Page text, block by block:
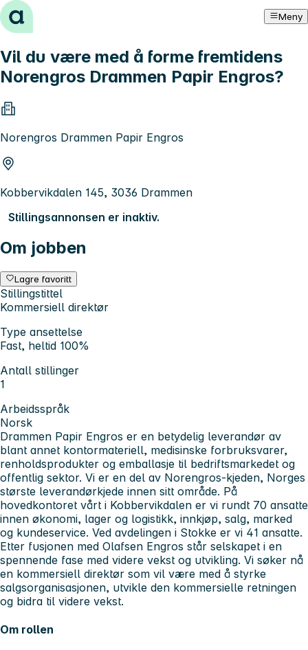
Hopp til innhold Meny
Vil du være med å forme fremtidens
Norengros Drammen Papir Engros?
Norengros Drammen Papir Engros
Kobbervikdalen 145, 3036 Drammen
Stillingsannonsen er inaktiv.
Om jobben
Lagre favoritt
Stillingstittel
Kommersiell direktør
Type ansettelse
Fast, heltid 100%
Antall stillinger
1
Arbeidsspråk
Norsk
Drammen Papir Engros er en betydelig leverandør av
blant annet kontormateriell, medisinske forbruksvarer,
renholdsprodukter og emballasje til bedriftsmarkedet og
offentlig sektor. Vi er en del av Norengros-kjeden, Norges
største leverandørkjede innen sitt område. På
hovedkontoret vårt i Kobbervikdalen er vi rundt 70 ansatte
innen økonomi, lager og logistikk, innkjøp, salg, marked
og kundeservice. Ved avdelingen i Stokke er vi 41 ansatte.
Etter fusjonen med Olafsen Engros står selskapet i en
spennende fase med videre vekst og utvikling. Vi søker nå
en kommersiell direktør som vil være med å styrke
salgsorganisasjonen, utvikle den kommersielle retningen
og bidra til videre vekst.
Om rollen